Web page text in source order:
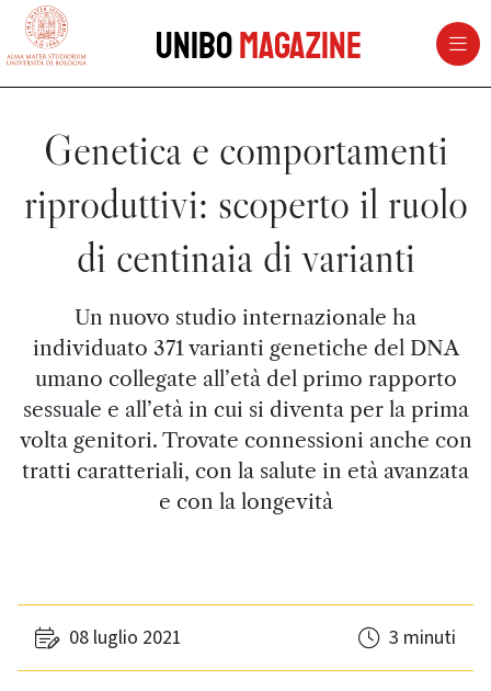
vai al contenuto della pagina
UniboMagazine
Genetica e comportamenti
riproduttivi: scoperto il ruolo
di centinaia di varianti
Un nuovo studio internazionale ha
individuato 371 varianti genetiche del DNA
umano collegate all’età del primo rapporto
sessuale e all’età in cui si diventa per la prima
volta genitori. Trovate connessioni anche con
tratti caratteriali, con la salute in età avanzata
e con la longevità
08 luglio 2021 3 minuti